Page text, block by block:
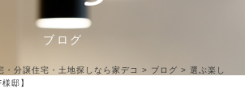
ブログ
・分譲住宅・土地探しなら家デコ > ブログ > 選ぶ楽し
邸】